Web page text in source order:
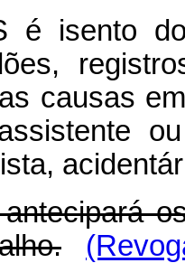
é isento
causas